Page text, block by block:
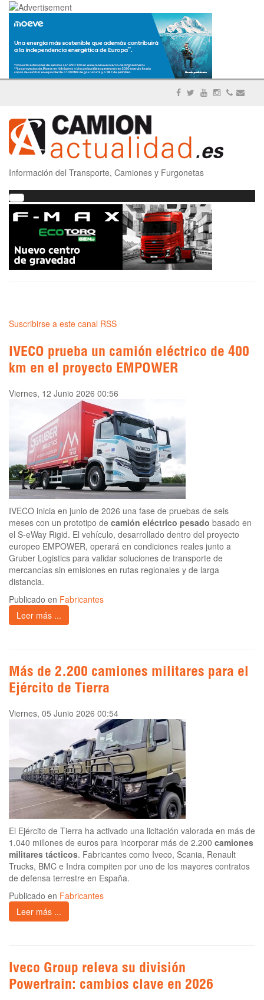
Información del Transporte, Camiones y Furgonetas
Suscribirse a este canal RSS
IVECO prueba un camión eléctrico de 400
km en el proyecto EMPOWER
Viernes, 12 Junio 2026 00:56
IVECO inicia en junio de 2026 una fase de pruebas de seis
meses con un prototipo de camión eléctrico pesado basado en
el S-eWay Rigid. El vehículo, desarrollado dentro del proyecto
europeo EMPOWER, operará en condiciones reales junto a
Gruber Logistics para validar soluciones de transporte de
mercancías sin emisiones en rutas regionales y de larga
distancia.
Publicado en Fabricantes
Leer más ...
Más de 2.200 camiones militares para el
Ejército de Tierra
Viernes, 05 Junio 2026 00:54
El Ejército de Tierra ha activado una licitación valorada en más de
1.040 millones de euros para incorporar más de 2.200 camiones
militares tácticos. Fabricantes como Iveco, Scania, Renault
Trucks, BMC e Indra compiten por uno de los mayores contratos
de defensa terrestre en España.
Publicado en Fabricantes
Leer más ...
Iveco Group releva su división
Powertrain: cambios clave en 2026